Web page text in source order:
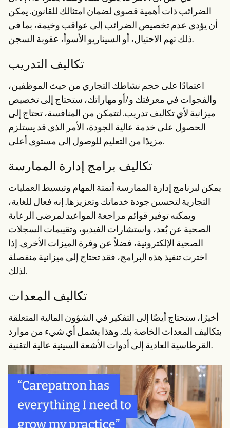
الضرائب ذات أهمية قصوى لضمان امتثالك للقانون. يمكن
أن يؤدي عدم تخصيص الضرائب إلى عواقب وخيمة، بما في
ذلك تهم الاحتيال، أو السيناريو الأسوأ، عقوبة السجن.
تكاليف التدريب
اعتمادًا على حجم نشاطك التجاري من حيث الموظفين،
والفجوات في معرفتك و/أو مهاراتك، ستحتاج إلى تخصيص
ميزانية لأي تكاليف تدريب. لتتمكن من المنافسة، تحتاج إلى
الحصول على خدمة عالية الجودة، الأمر الذي قد يستلزم
مزيدًا من التعليم للوصول إلى مستوى أعلى.
تكاليف برامج إدارة الممارسة
يمكن لبرنامج إدارة الممارسة أتمتة المهام وتبسيط العمليات
التجارية لتحسين جودة خدماتك وتعزيزها. إنه فعال للغاية،
ويمكنه توفير قوائم مراجعة المواعيد لمرضى الرعاية
الصحية عن بُعد، واستشارات الفيديو، وتقييمات السجلات
الصحية الإلكترونية، فضلاً عن وفرة الميزات الأخرى. إذا
اخترت تنفيذ هذه البرامج، فقد تحتاج إلى ميزانية منفصلة
لذلك.
تكاليف المعدات
أخيرًا، ستحتاج أيضًا إلى التفكير في الشؤون المالية المتعلقة
بتكاليف المعدات الخاصة بك. وهذا يشمل أي شيء من موارد
القرطاسية العادية إلى أدوات الأشعة السينية عالية التقنية.